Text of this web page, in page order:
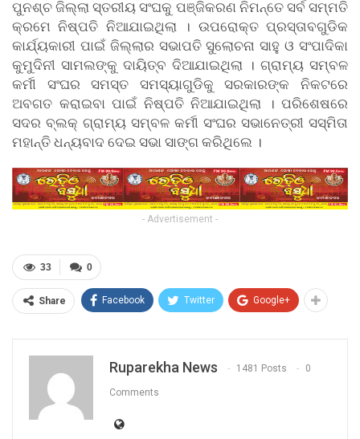
ପୁନଶ୍ଚ ଜିଲ୍ଲା ସ୍ତରୀୟ ସଂଘକୁ ପଞ୍ଜିକରଣ ନିମନ୍ତେ ସର୍ବ ସମ୍ମତି
କ୍ରମେ ନିଷ୍ପତି ନିଆଯାଇଥିଲା । ଉପରୋକ୍ତ ପ୍ରସ୍ତାବଗୁଡିକ
କାର୍ଯ୍ୟକାରୀ ପାଇଁ ଜିଲ୍ଲାର ସଭାପତି ସୁଲୋଚନା ସାହୁ ଓ ସଂପାଦିକା
କୁମୁଦିନୀ ସାମଲଙ୍କୁ ଦାୟିତ୍ବ ଦିଆଯାଇଥିଲା । ଗ୍ରାମ୍ୟ ସମ୍ବଳ
କର୍ମୀ ସଂଘର ସମସ୍ତ ସମସ୍ୟାଗୁଡିକୁ ସରକାରଙ୍କ ନିକଟରେ
ଅବଗତ କରାଇବା ପାଇଁ ନିଷ୍ପତି ନିଆଯାଇଥିଲା । ପରିଶେଷରେ
ସଦର ବ୍ଲକ୍ ଗ୍ରାମ୍ୟ ସମ୍ବଳ କର୍ମୀ ସଂଘର ସଭାନେତ୍ରୀ ସସ୍ମିତା
ମହାନ୍ତି ଧନ୍ୟବାଦ ଦେଇ ସଭା ସାଙ୍ଗ କରିଥିଲେ ।
- Advertisement -
0
33
Share Facebook Twitter Google+
Ruparekha News 1481 Posts 0
Comments